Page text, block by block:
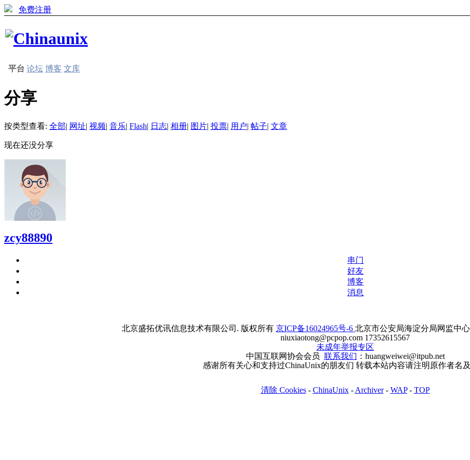
免费注册
平台 论坛 博客 文库
分享
按类型查看: 全部| 网址| 视频| 音乐| Flash| 日志| 相册| 图片| 投票| 用户| 帖子| 文章
现在还没分享
zcy88890
串门
好友
博客
消息
北京盛拓优讯信息技术有限公司. 版权所有 京ICP备16024965号-6 北京市公安局海淀分局网监中
niuxiaotong@pcpop.com 17352615567
未成年举报专区
中国互联网协会会员 联系我们 ：huangweiwei@itpub.net
感谢所有关心和支持过ChinaUnix的朋友们 转载本站内容请注明原作者名
清除 Cookies- ChinaUnix- Archiver- WAP- TOP